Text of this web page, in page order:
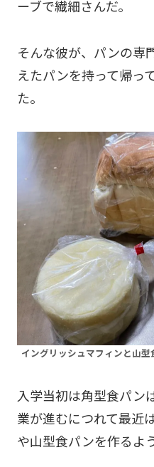
ーブで繊細さんだ。
そんな彼が、パンの専
えたパンを持って帰っ
た。
イングリッシュマフィンと山型
入学当初は角型食パン
業が進むにつれて最近
や山型食パンを作るよ